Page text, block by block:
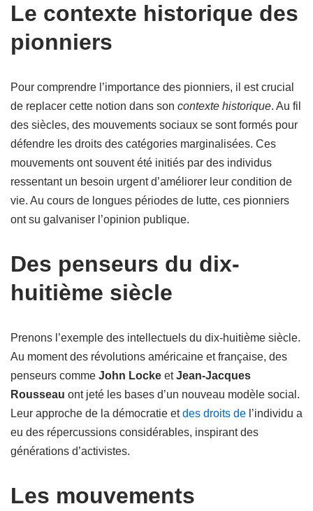
Le contexte historique des
pionniers
Pour comprendre l’importance des pionniers, il est crucial
de replacer cette notion dans son contexte historique. Au fil
des siècles, des mouvements sociaux se sont formés pour
défendre les droits des catégories marginalisées. Ces
mouvements ont souvent été initiés par des individus
ressentant un besoin urgent d’améliorer leur condition de
vie. Au cours de longues périodes de lutte, ces pionniers
ont su galvaniser l’opinion publique.
Des penseurs du dix-
huitième siècle
Prenons l’exemple des intellectuels du dix-huitième siècle.
Au moment des révolutions américaine et française, des
penseurs comme John Locke etJean-Jacques
Rousseau ont jeté les bases d’un nouveau modèle social.
Leur approche de la démocratie etdes droits de l’individu a
eu des répercussions considérables, inspirant des
générations d’activistes.
Les mouvements